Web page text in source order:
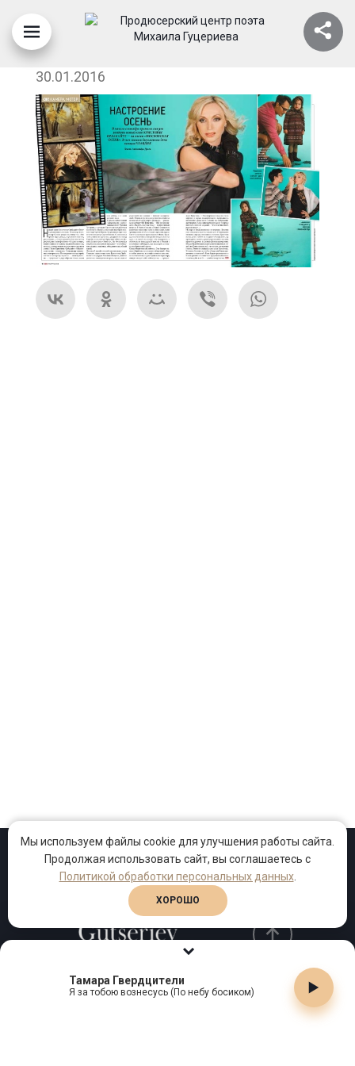
Тамара Гвердцители
Я за тобою вознесусь (По небу босиком)
30.01.2016
Проекты Песни Клипы
Телефон:+7 (495) 909-99-40
Мы используем файлы cookie для улучшения работы сайта.
Продолжая использовать сайт, вы соглашаетесь с
Политикой обработки персональных данных.
ХОРОШО